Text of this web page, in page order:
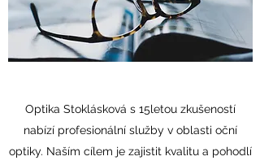
Optika Stoklásková s 15letou zkušeností
nabízí profesionální služby v oblasti oční
optiky. Naším cílem je zajistit kvalitu a pohodlí